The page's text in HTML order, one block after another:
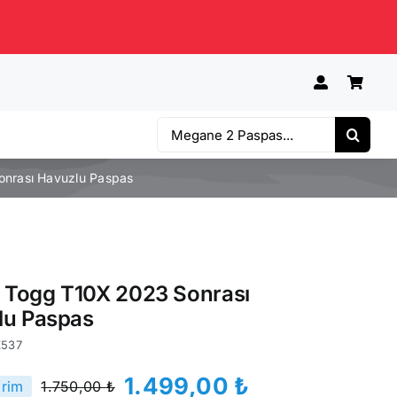
Ara:
Havuzlu Paspas
T10X 2023 Sonrası
Paspas
1.750,00₺ 1.499,00 ₺